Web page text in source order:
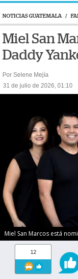
NOTICIAS GUATEMALA /
Miel San
Daddy
Por Selene Mejía
31 de julio de 2026, 01:10
Miel San Marcos está
12